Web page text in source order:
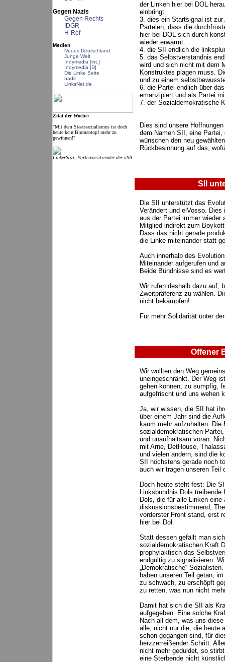
Gegen Nazis
Gegen Rechts
IDGR
H-Ref
Medien
Neues Deutschland
Junge Welt
Indymedia [int.]
Indymedia [D]
Die Linke Seite
nadir
LinksNet.de
Zitat der Woche:
"Mit dem Staatssozialismus ist doch
heute kein Blumentopf mehr zu
gewinnen!"
LinkerSozi, Parteivorsitzender der nSII
der Linken hier bei DOL
einbringt.
3. dies ein Startsignal ist zur
Parteien, dass die
hier bei DOL sich durch
wieder erwärmt.
4. die SII endlich die
5. das Selbstverständnis
wird und sich nicht mit dem
Konstruktes plagen muss.
und zu einem
6. die Partei endlich über
emanzipiert und als Partei
7. der Sozialdemokratische
Dies sind unsere
dem Namen SII, eine Partei,
wünschen den neu
Rückbesinnung auf das,
SII
Die SII unterstützt das
Verändert und elVosso.
aus der Partei immer wieder
Mitglied indirekt zum
Dass das nicht gerade
die Linke miteinander statt
Auch innerhalb des
Miteinander aufgerufen und
Beide Bündnisse sind es
Wir rufen deshalb dazu auf,
Zweitpräferenz zu wählen.
nicht bekämpfen!
Für mehr Solidarität unter
Offener
Wir wollten den Weg
uneingeschränkt. Der Weg
gehen können, zu sumpfig,
aufgefrischt und uns wehen
Ja, wir wissen, die SII hat
über einem Jahr sind die
kaum mehr aufzuhalten.
sozialdemokratischen
und unaufhaltsam voran.
mit Arne, DetHouse,
und vielen andern, sind die
SII höchstens gerade noch
auch wir tragen unseren Teil
Doch heute steht fest: Die
Linksbündnis Dols
Dols, die für alle Linken eine
diskussionsbestimmend,
vorderster Front stand, erst
hier bei Dol.
Statt dessen gefällt man
sozialdemokratischen Kraft
prophylaktisch das
endgültig zu signalisieren:
„Demokratische“
haben unseren Teil getan,
zu schwach, zu erschöpft
zu retten, was nun nicht
Damit hat sich die SII als
aufgegeben. Eine solche
Nach all dem, was uns
alle, nicht nur die, die heute
schon gegangen sind, für
herzzerreißender Schritt.
nicht mehr geduldet, so
eine Sterbende nicht